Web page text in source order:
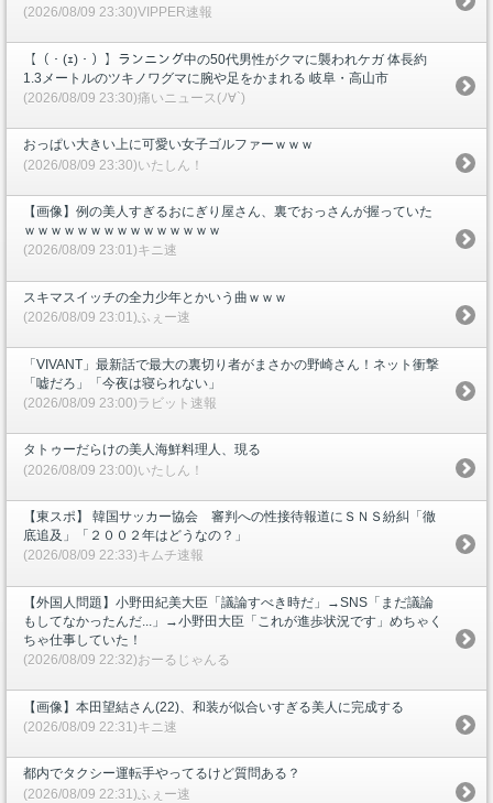
(2026/08/09 23:30)VIPPER速報
【（・(ｪ)・）】ランニング中の50代男性がクマに襲われケガ 体長約
1.3メートルのツキノワグマに腕や足をかまれる 岐阜・高山市
(2026/08/09 23:30)痛いニュース(ﾉ∀`)
おっぱい大きい上に可愛い女子ゴルファーｗｗｗ
(2026/08/09 23:30)いたしん！
【画像】例の美人すぎるおにぎり屋さん、裏でおっさんが握っていた
ｗｗｗｗｗｗｗｗｗｗｗｗｗｗｗ
(2026/08/09 23:01)キニ速
スキマスイッチの全力少年とかいう曲ｗｗｗ
(2026/08/09 23:01)ふぇー速
「VIVANT」最新話で最大の裏切り者がまさかの野崎さん！ネット衝撃
「嘘だろ」「今夜は寝られない」
(2026/08/09 23:00)ラビット速報
タトゥーだらけの美人海鮮料理人、現る
(2026/08/09 23:00)いたしん！
【東スポ】 韓国サッカー協会 審判への性接待報道にＳＮＳ紛糾「徹
底追及」「２００２年はどうなの？」
(2026/08/09 22:33)キムチ速報
【外国人問題】小野田紀美大臣「議論すべき時だ」→SNS「まだ議論
もしてなかったんだ...」→小野田大臣「これが進歩状況です」めちゃく
ちゃ仕事していた！
(2026/08/09 22:32)おーるじゃんる
【画像】本田望結さん(22)、和装が似合いすぎる美人に完成する
(2026/08/09 22:31)キニ速
都内でタクシー運転手やってるけど質問ある？
(2026/08/09 22:31)ふぇー速